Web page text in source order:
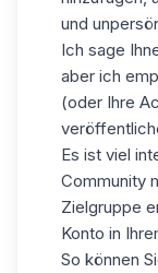
und
Ich sage
aber ich
(oder Ihre
Es ist viel
Community
Zielgruppe
Konto in
So können